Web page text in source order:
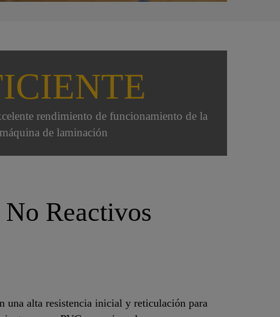
rendimiento de funcionamiento de la
máquina de laminación
Reactivos
alta resistencia inicial y reticulación para